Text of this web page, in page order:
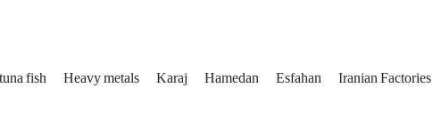
tuna fish Heavy metals Karaj Hamedan Esfahan
Iranian Factories